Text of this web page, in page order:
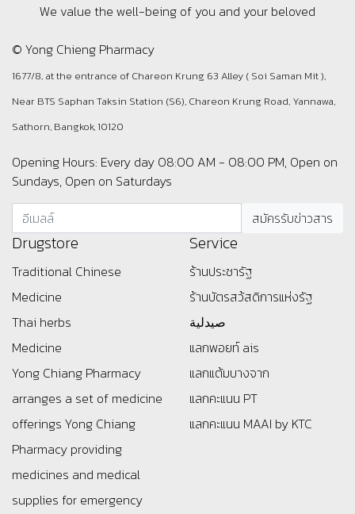
We value the well-being of you and your beloved
© Yong Chieng Pharmacy
1677/8, at the entrance of Chareon Krung 63 Alley ( Soi Saman Mit ),
Near BTS Saphan Taksin Station (S6), Chareon Krung Road, Yannawa,
Sathorn, Bangkok, 10120
Opening Hours: Every day 08:00 AM - 08:00 PM, Open on
Sundays, Open on Saturdays
Drugstore
Traditional Chinese
Medicine
Thai herbs
Medicine
Yong Chiang Pharmacy
arranges a set of medicine
offerings Yong Chiang
Pharmacy providing
medicines and medical
supplies for emergency
Service
ร้านประชารัฐ
ร้านบัตรสว้สดิการแห่งรัฐ
صيدلية
แลกพอยท์ ais
แลกแต้มบางจาก
แลกคะแนน PT
แลกคะแนน MAAI by KTC